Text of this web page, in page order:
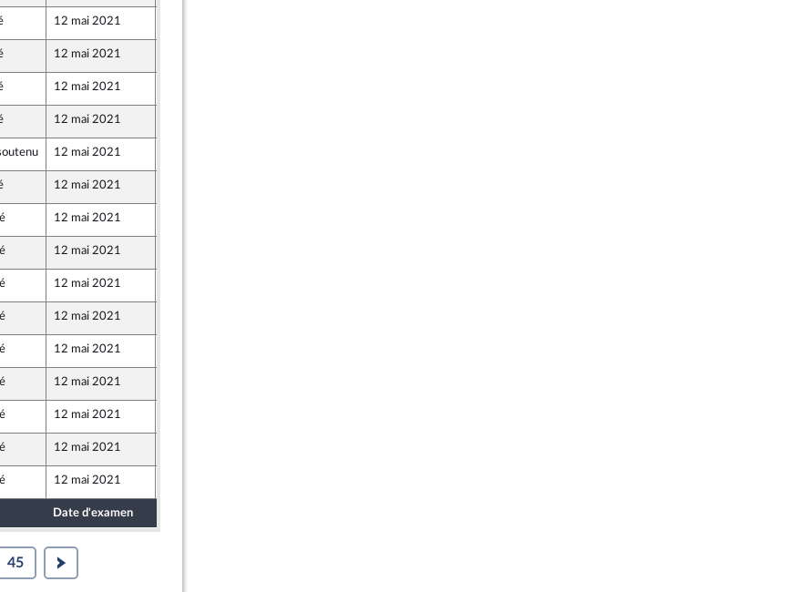
12 mai 2021
12 mai 2021
12 mai 2021
12 mai 2021
12 mai 2021
12 mai 2021
12 mai 2021
12 mai 2021
apparentés
12 mai 2021
12 mai 2021
12 mai 2021
12 mai 2021
12 mai 2021
12 mai 2021
12 mai 2021
Date d'examen
45